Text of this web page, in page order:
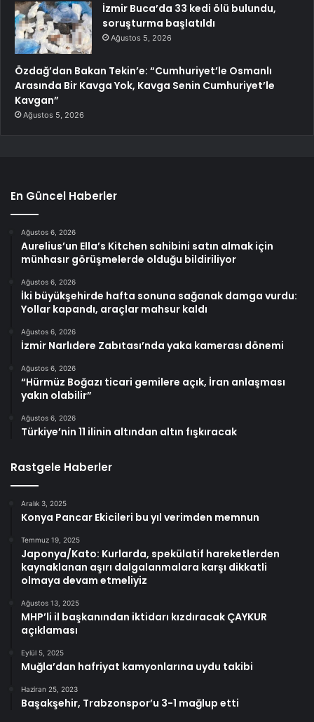
İzmir Buca’da 33 kedi ölü bulundu,
soruşturma başlatıldı
Ağustos 5, 2026
Özdağ’dan Bakan Tekin’e: “Cumhuriyet’le Osmanlı
Arasında Bir Kavga Yok, Kavga Senin Cumhuriyet’le
Kavgan”
Ağustos 5, 2026
En Güncel Haberler
Ağustos 6, 2026
Aurelius’un Ella’s Kitchen sahibini satın almak için
münhasır görüşmelerde olduğu bildiriliyor
Ağustos 6, 2026
İki büyükşehirde hafta sonuna sağanak damga vurdu:
Yollar kapandı, araçlar mahsur kaldı
Ağustos 6, 2026
İzmir Narlıdere Zabıtası’nda yaka kamerası dönemi
Ağustos 6, 2026
“Hürmüz Boğazı ticari gemilere açık, İran anlaşması
yakın olabilir”
Ağustos 6, 2026
Türkiye’nin 11 ilinin altından altın fışkıracak
Rastgele Haberler
Aralık 3, 2025
Konya Pancar Ekicileri bu yıl verimden memnun
Temmuz 19, 2025
Japonya/Kato: Kurlarda, spekülatif hareketlerden
kaynaklanan aşırı dalgalanmalara karşı dikkatli
olmaya devam etmeliyiz
Ağustos 13, 2025
MHP’li il başkanından iktidarı kızdıracak ÇAYKUR
açıklaması
Eylül 5, 2025
Muğla’dan hafriyat kamyonlarına uydu takibi
Haziran 25, 2023
Başakşehir, Trabzonspor’u 3-1 mağlup etti